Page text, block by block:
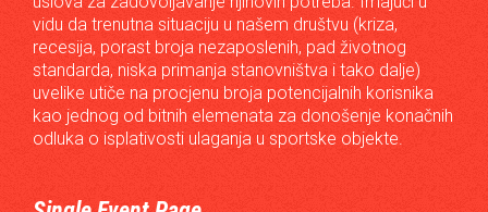
vidu da trenutna situaciju u našem društvu (kriza,
recesija, porast broja nezaposlenih, pad životnog
standarda, niska primanja stanovništva i tako dalje)
uvelike utiče na procjenu broja potencijalnih korisnika
kao jednog od bitnih elemenata za donošenje konačnih
odluka o isplativosti ulaganja u sportske objekte.